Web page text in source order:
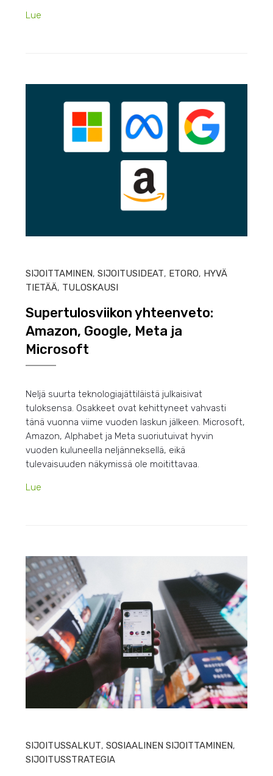
Lue
SIJOITTAMINEN,SIJOITUSIDEAT, ETORO, HYVÄ
TIETÄÄ, TULOSKAUSI
Supertulosviikon yhteenveto:
Amazon, Google, Meta ja
Microsoft
Neljä suurta teknologiajättiläistä julkaisivat
tuloksensa. Osakkeet ovat kehittyneet vahvasti
tänä vuonna viime vuoden laskun jälkeen. Microsoft,
Amazon, Alphabet ja Meta suoriutuivat hyvin
vuoden kuluneella neljänneksellä, eikä
tulevaisuuden näkymissä ole moitittavaa.
Lue
SIJOITUSSALKUT,SOSIAALINEN SIJOITTAMINEN,
SIJOITUSSTRATEGIA